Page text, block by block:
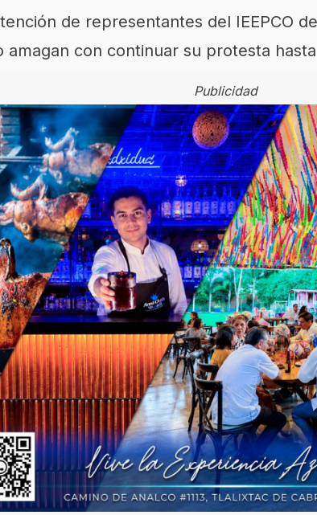
de representantes del IEEPCO
amagan con continuar su protesta
Publicidad